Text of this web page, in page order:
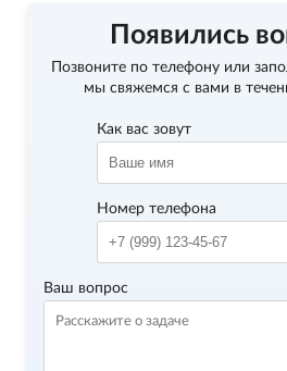
Появились
Позвоните по телефону или
мы свяжемся с вами в
Как вас зовут
Номер телефона
Ваш вопрос